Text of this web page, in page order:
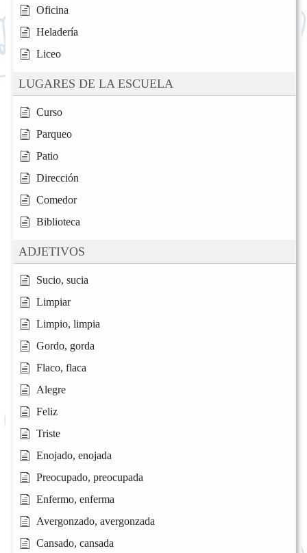
Oficina
Heladería
Liceo
LUGARES DE LA ESCUELA
Curso
Parqueo
Patio
Dirección
Comedor
Biblioteca
ADJETIVOS
Sucio, sucia
Limpiar
Limpio, limpia
Gordo, gorda
Flaco, flaca
Alegre
Feliz
Triste
Enojado, enojada
Preocupado, preocupada
Enfermo, enferma
Avergonzado, avergonzada
Cansado, cansada